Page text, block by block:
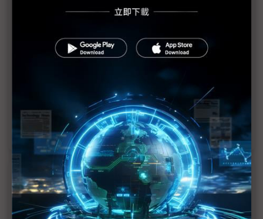
電子紙彩色換機潮來臨 元太兩大業務持續前行
電子紙DDI庫存回補力道湧現
業界期待彩色規格升級潮
元太擁電子紙訂價權 看重滲透率甚於毛利率
從最佳人氣到最佳顯示科技，元太哪項技術風靡
近７天熱門報導
MLCC訂單過熱、出貨比創高 村田示警全球AI基